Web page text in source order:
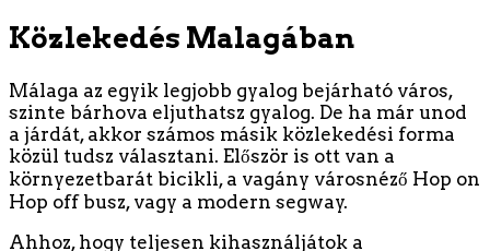
Közlekedés Malagában
Málaga az egyik legjobb gyalog bejárható város,
szinte bárhova eljuthatsz gyalog. De ha már unod
a járdát, akkor számos másik közlekedési forma
közül tudsz választani. Először is ott van a
környezetbarát bicikli, a vagány városnéző Hop on
Hop off busz, vagy a modern segway.
Ahhoz, hogy teljesen kihasználjátok a